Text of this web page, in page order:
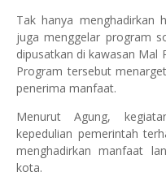
Tak hanya menghadirkan
juga menggelar program
dipusatkan di kawasan Mal
Program tersebut
penerima manfaat.
Menurut Agung,
kepedulian pemerintah
menghadirkan manfaat
kota.